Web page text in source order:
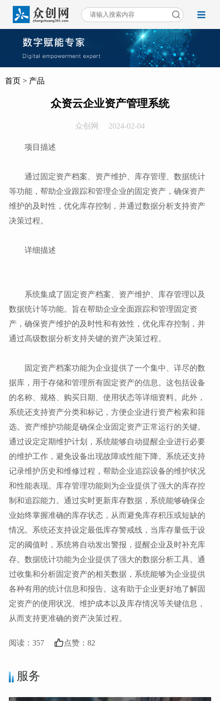
首页 > 产品
众资云企业资产管理系统
众创网 2024-02-04
项目描述
通过固定资产档案、资产维护、库存管理、数据统计
等功能，帮助企业跟踪和管理企业的固定资产，确保资产
维护的及时性，优化库存控制，并通过数据分析支持资产
决策过程。
详细描述
系统集成了固定资产档案、资产维护、库存管理以及
数据统计等功能。旨在帮助企业全面跟踪和管理固定资
产，确保资产维护的及时性和有效性，优化库存控制，并
通过高级数据分析支持关键的资产决策过程。
固定资产档案功能为企业提供了一个集中、详尽的数
据库，用于存储和管理所有固定资产的信息。这包括设备
的名称、规格、购买日期、使用状态等详细资料。此外，
系统还支持资产分类和标记，方便企业进行资产检索和筛
选。资产维护功能是确保企业固定资产正常运行的关键。
通过设定定期维护计划，系统能够自动提醒企业进行必要
的维护工作，避免设备出现故障或性能下降。系统还支持
记录维护历史和维修过程，帮助企业追踪设备的维护状况
和性能表现。库存管理功能则为企业提供了强大的库存控
制和追踪能力。通过实时更新库存数据，系统能够确保企
业始终掌握准确的库存状态，从而避免库存积压或短缺的
情况。系统还支持设定最低库存警戒线，当库存量低于设
定的阈值时，系统将自动发出警报，提醒企业及时补充库
存。数据统计功能为企业提供了强大的数据分析工具。通
过收集和分析固定资产的相关数据，系统能够为企业提供
各种有用的统计信息和报告。这有助于企业更好地了解固
定资产的使用状况、维护成本以及库存情况等关键信息，
从而支持更准确的资产决策过程。
阅读： 357 点赞： 82
服务